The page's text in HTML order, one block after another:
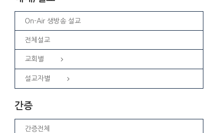
On-Air 생방송 설교
전체설교
교회별
설교자별
간증
간증전체